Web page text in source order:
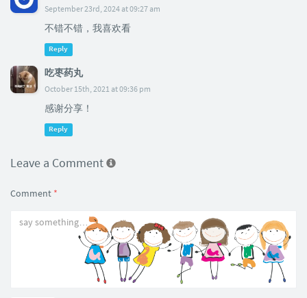
September 23rd, 2024 at 09:27 am
不错不错，我喜欢看
Reply
吃枣药丸
October 15th, 2021 at 09:36 pm
感谢分享！
Reply
Leave a Comment
Comment *